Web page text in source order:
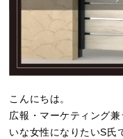
こんにちは。
広報・マーケティング
いな女性になりたいS氏